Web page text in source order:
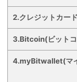
2.クレジットカー
3.Bitcoin(ビット
4.myBitwallet(マ